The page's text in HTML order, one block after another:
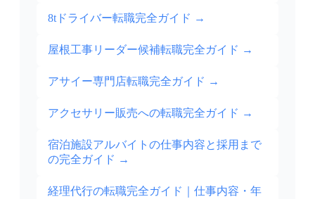
8tドライバー転職完全ガイド →
屋根工事リーダー候補転職完全ガイド →
アサイー専門店転職完全ガイド →
アクセサリー販売への転職完全ガイド →
宿泊施設アルバイトの仕事内容と採用まで
の完全ガイド →
経理代行の転職完全ガイド｜仕事内容・年